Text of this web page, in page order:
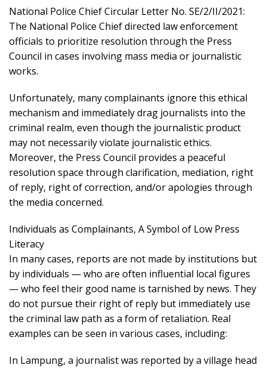
National Police Chief Circular Letter No. SE/2/II/2021:
The National Police Chief directed law enforcement
officials to prioritize resolution through the Press
Council in cases involving mass media or journalistic
works.
Unfortunately, many complainants ignore this ethical
mechanism and immediately drag journalists into the
criminal realm, even though the journalistic product
may not necessarily violate journalistic ethics.
Moreover, the Press Council provides a peaceful
resolution space through clarification, mediation, right
of reply, right of correction, and/or apologies through
the media concerned.
Individuals as Complainants, A Symbol of Low Press
Literacy
In many cases, reports are not made by institutions but
by individuals — who are often influential local figures
— who feel their good name is tarnished by news. They
do not pursue their right of reply but immediately use
the criminal law path as a form of retaliation. Real
examples can be seen in various cases, including:
In Lampung, a journalist was reported by a village head